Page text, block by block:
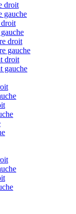
droit
gauche
droit
gauche
droit
gauche